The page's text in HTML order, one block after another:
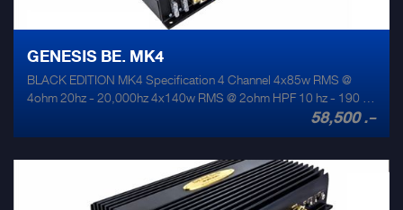
GENESIS BE. MK4
BLACK EDITION MK4 Specification 4 Channel 4x85w RMS @
4ohm 20hz - 20,000hz 4x140w RMS @ 2ohm HPF 10 hz - 190 hz
output 0.1% Size 360mm x 210mm x 62mm Weight 4.7kg Signal
58,500 .-